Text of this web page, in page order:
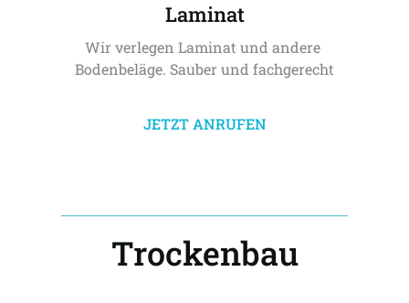
Laminat
Wir verlegen Laminat und andere
Bodenbeläge. Sauber und fachgerecht
JETZT ANRUFEN
Trockenbau